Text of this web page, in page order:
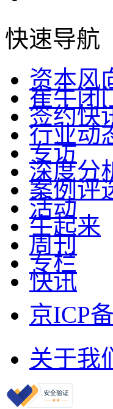
快速导航
资本风
崔牛闭
签约快
行业动
专访
深度分
案例评
活动
牛起来
周刊
专栏
快讯
京ICP
关于我